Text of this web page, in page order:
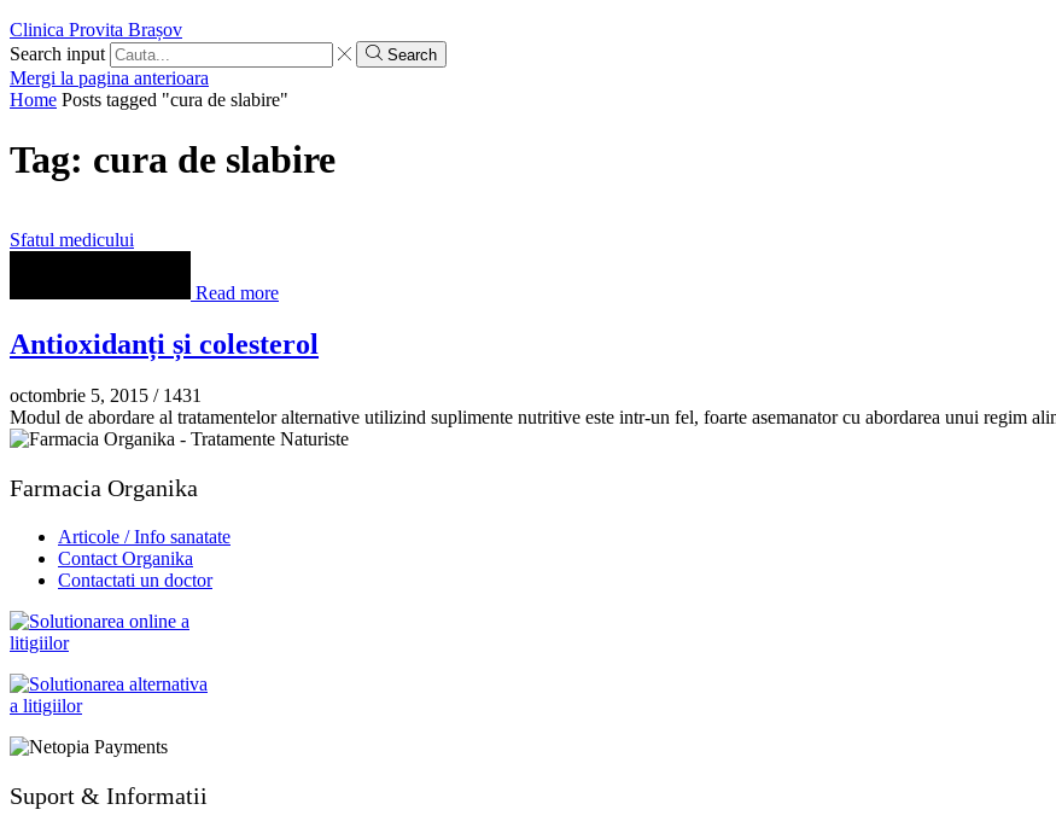
Clinica Provita Brașov
Search input
Search
Mergi la pagina anterioara
Home Posts tagged "cura de slabire"
Tag: cura de slabire
Sfatul medicului
Read more
Antioxidanți și colesterol
octombrie 5, 2015 / 1431
Modul de abordare al tratamentelor alternative utilizind suplimente nutritive este intr-un fel, foarte asemanator cu abordarea unui regim
Farmacia Organika
Articole / Info sanatate
Contact Organika
Contactati un doctor
Suport & Informatii